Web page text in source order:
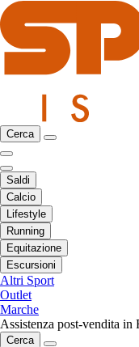
Cerca
Saldi
Calcio
Lifestyle
Running
Equitazione
Escursioni
Altri Sport
Outlet
Marche
Assistenza post-vendita in
Cerca